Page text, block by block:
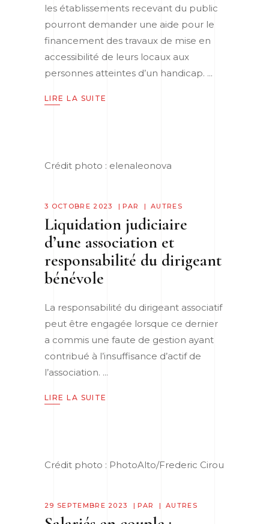
les établissements recevant du public
pourront demander une aide pour le
financement des travaux de mise en
accessibilité de leurs locaux aux
personnes atteintes d’un handicap.
LIRE LA SUITE
Crédit photo : elenaleonova
3 OCTOBRE 2023 PAR AUTRES
Liquidation judiciaire
d’une association et
responsabilité du dirigeant
bénévole
La responsabilité du dirigeant associatif
peut être engagée lorsque ce dernier
a commis une faute de gestion ayant
contribué à l’insuffisance d’actif de
l’association.
LIRE LA SUITE
Crédit photo : PhotoAlto/Frederic Cirou
29 SEPTEMBRE 2023 PAR AUTRES